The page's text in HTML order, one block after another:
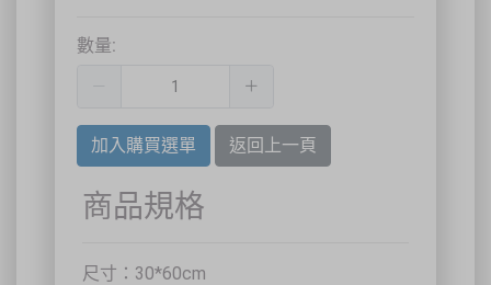
數量:
加入購買選單 返回上一頁
商品規格
尺寸：30*60cm
🚄 建議搭乘高鐵至臺中站後轉乘計程車
🌱 大眾運輸每人每公里約可減少 67% 碳排放
🔥 線上報名｜火速搶位
名額有限，依完成報名及繳費順序保留名額，額滿即截止。